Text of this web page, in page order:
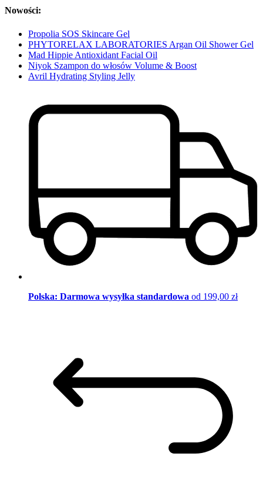
Nowości:
Propolia SOS Skincare Gel
PHYTORELAX LABORATORIES Argan Oil Shower Gel
Mad Hippie Antioxidant Facial Oil
Niyok Szampon do włosów Volume & Boost
Avril Hydrating Styling Jelly
Polska: Darmowa wysyłka standardowa od 199,00 zł